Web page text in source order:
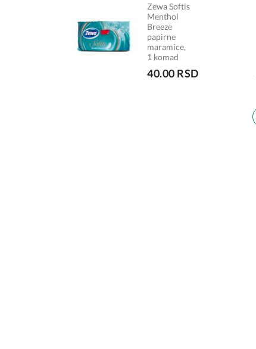
Zewa Softis
Menthol
Breeze
papirne
maramice,
1 komad
40.00 RSD